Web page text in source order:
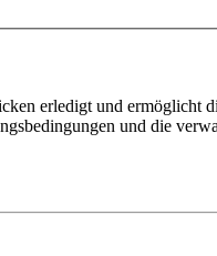
erledigt und ermöglicht
und die